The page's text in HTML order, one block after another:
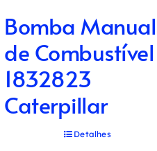
Bomba Manual
de Combustível
1832823
Caterpillar
Detalhes